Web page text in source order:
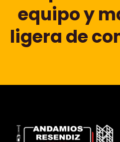
equipo y
ligera de